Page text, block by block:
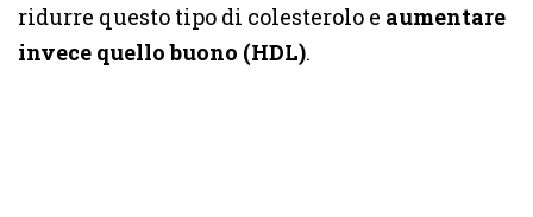
ridurre questo tipo di colesterolo e aumentare
invece quello buono (HDL).